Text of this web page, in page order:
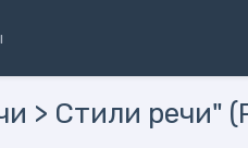
> Стили речи"